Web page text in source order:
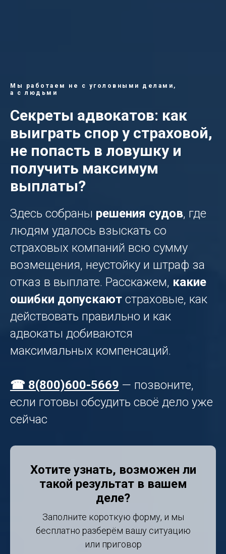
Мы работаем не с уголовными делами,
а с людьми
Секреты адвокатов: как
выиграть спор у страховой,
не попасть в ловушку и
получить максимум
выплаты?
Здесь собраны решения судов, где
людям удалось взыскать со
страховых компаний всю сумму
возмещения, неустойку и штраф за
отказ в выплате. Расскажем, какие
ошибки допускают страховые, как
действовать правильно и как
адвокаты добиваются
максимальных компенсаций.
☎ 8(800)600-5669 — позвоните,
если готовы обсудить своё дело уже
сейчас
Хотите узнать, возможен ли
такой результат в вашем
деле?
Заполните короткую форму, и мы
бесплатно разберём вашу ситуацию
или приговор